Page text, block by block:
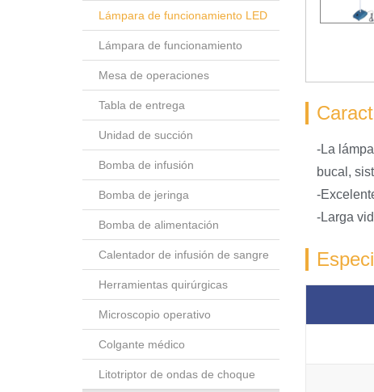
Lámpara de funcionamiento LED
Lámpara de funcionamiento
Mesa de operaciones
Tabla de entrega
Unidad de succión
Bomba de infusión
Bomba de jeringa
Bomba de alimentación
Calentador de infusión de sangre
Herramientas quirúrgicas
Microscopio operativo
Colgante médico
Litotriptor de ondas de choque
-La
bucal,
-
-Larga